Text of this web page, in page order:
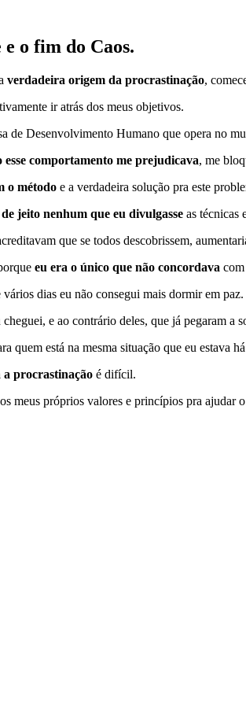
o fim do Caos.
verdadeira origem da procrastinação,
ir atrás dos meus objetivos.
de Desenvolvimento Humano que opera no
comportamento me prejudicava, me
o método e a verdadeira solução pra este
jeito nenhum que eu divulgasse as técnicas
que se todos descobrissem,
eu era o único que não concordava
dias eu não consegui mais dormir em paz.
e ao contrário deles, que já pegaram a
quem está na mesma situação que eu estava
procrastinação é difícil.
meus próprios valores e princípios pra ajudar